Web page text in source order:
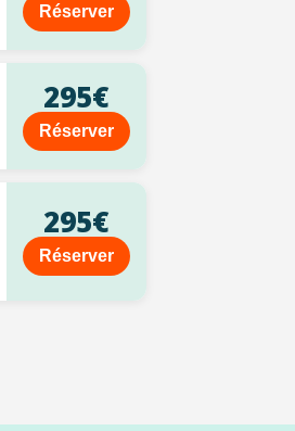
Réserver
295€
Réserver
295€
Réserver